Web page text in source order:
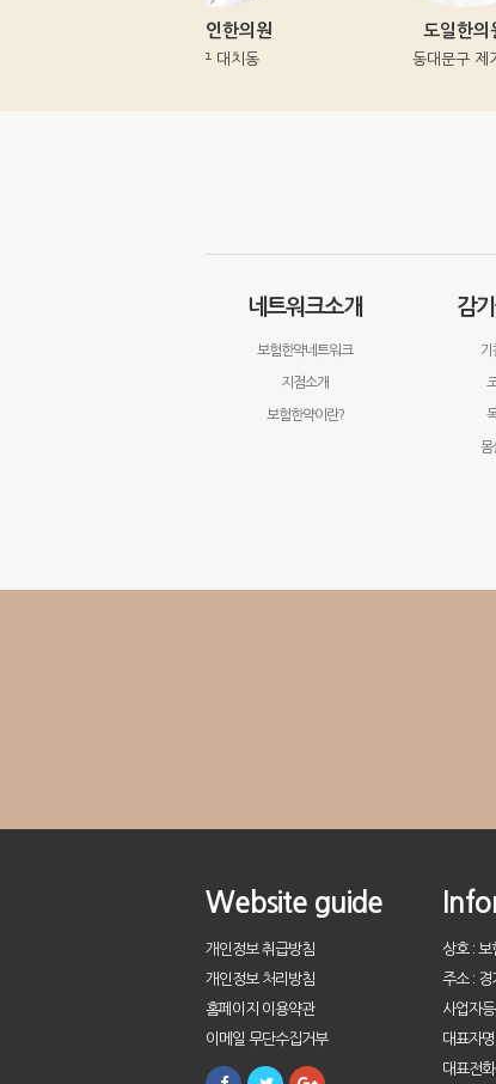
강남명인한의원
강남구 대치동
도일한의원
동대문구 제기동
네트워크소개
보험한약네트워크
지점소개
보험한약이란?
감
기
몸
Website guide
개인정보 취급방침
개인정보 처리방침
홈페이지 이용약관
이메일 무단수집거부
상호 : 보
주소 :
사업자
대표자
대표전